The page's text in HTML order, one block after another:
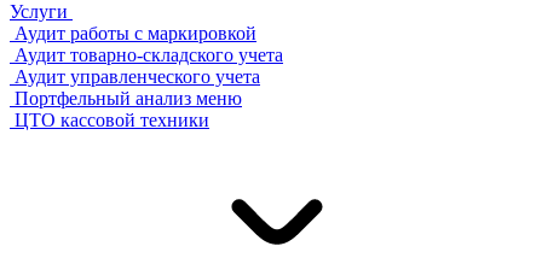
Услуги
Аудит работы с маркировкой
Аудит товарно-складского учета
Аудит управленческого учета
Портфельный анализ меню
ЦТО кассовой техники